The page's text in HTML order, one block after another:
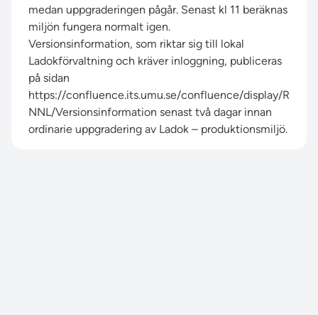
medan uppgraderingen pågår. Senast kl 11 beräknas
miljön fungera normalt igen.
Versionsinformation, som riktar sig till lokal
Ladokförvaltning och kräver inloggning, publiceras
på sidan
https://confluence.its.umu.se/confluence/display/R
NNL/Versionsinformation senast två dagar innan
ordinarie uppgradering av Ladok – produktionsmiljö.